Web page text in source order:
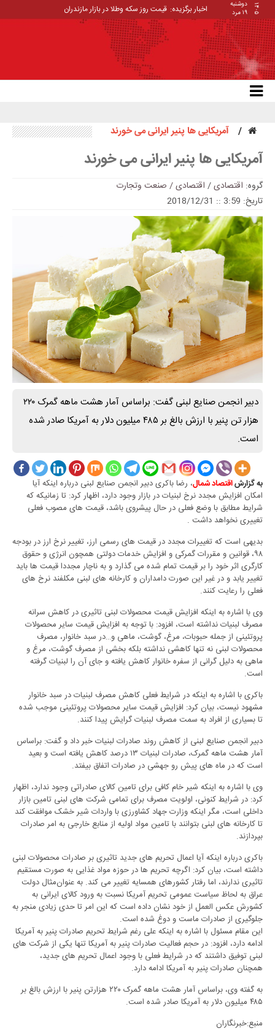
۱۴۰۵
دوشنبه
۱۹ مرد
اخبار برگزیده: قیمت روز سکه وطلا در بازار مازندران
آمریکایی ها پنیر ایرانی می خورند
آمریکایی ها پنیر ایرانی می خورند
گروه: اقتصادی/ اقتصادی / صنعت وتجارت
تاریخ: 3:59 :: 2018/12/31
دبیر انجمن صنایع لبنی گفت: براساس آمار هشت ماهه گمرک ۲۲۰
هزار تن پنیر با ارزش بالغ بر ۴۸۵ میلیون دلار به آمریکا صادر شده
است.
به گزارشاقتصاد شمال، رضا باکری دبیر انجمن‌ صنایع لبنی درباره اینکه آیا
امکان افزایش مجدد نرخ لبنیات در بازار وجود دارد، اظهار کرد: تا زمانیکه که
شرایط مطابق با وضع فعلی در حال پیشروی باشد، قیمت های مصوب فعلی
تغییری نخواهد داشت .
بدیهی است که تغییرات مجدد در قیمت های رسمی ارز، تغییر نرخ ارز در بودجه
۹۸، قوانین و مقررات گمرکی و افزایش خدمات دولتی همچون انرژی و حقوق
کارگری اثر خود را بر قیمت تمام شده می گذارد و به ناچار مجددا قیمت ها باید
تغییر یابد و در غیر این صورت دامداران و کارخانه های لبنی مکلفند نرخ های
فعلی را رعایت کنند.
وی با اشاره به اینکه افزایش قیمت محصولات لبنی تاثیری در کاهش سرانه
مصرف لبنیات نداشته است، افزود: با توجه به افزایش قیمت سایر محصولات
پروتئینی از جمله حبوبات، مرغ، گوشت، ماهی و…در سبد خانوار، مصرف
محصولات لبنی نه تنها کاهشی نداشته بلکه بخشی از مصرف گوشت، مرغ و
ماهی به دلیل گرانی از سفره خانوار کاهش یافته و جای آن را لبنیات گرفته
است.
باکری با اشاره به اینکه در شرایط فعلی کاهش مصرف لبنیات در سبد خانوار
مشهود نیست، بیان کرد: افزایش قیمت سایر محصولات پروتئینی موجب شده
تا بسیاری از افراد به سمت مصرف لبنیات گرایش پیدا کنند.
دبیر انجمن صنایع لبنی از کاهش روند صادرات لبنیات خبر داد و گفت: براساس
آمار هشت ماهه گمرک، صادرات لبنیات ۱۳ درصد کاهش یافته است و بعید
است که در ماه های پیش رو جهشی در صادرات اتفاق‌ بیفتد.
وی با اشاره به اینکه شیر خام کافی برای تامین کالای صادراتی وجود ندارد، اظهار
کرد: در شرایط کنونی، اولویت مصرف برای تمامی شرکت های لبنی تامین بازار
داخلی است، مگر اینکه وزارت جهاد کشاورزی با واردات شیر خشک موافقت کند
تا کارخانه های لبنی بتوانند با تامین مواد اولیه از منابع خارجی به امر صادرات
بپردازند.
باکری درباره اینکه آیا اعمال تحریم های جدید تاثیری بر صادرات محصولات لبنی
داشته است، بیان کرد: اگرچه تحریم ها در حوزه مواد غذایی به صورت مستقیم
تاثیری ندارند، اما رفتار کشورهای همسایه تغییر می کند. به عنوان‌مثال دولت
عراق به لحاظ سیاست عمومی تحریم آمریکا نسبت به ورود کالای ایرانی به
کشورش عکس العمل از خود نشان داده است که این امر تا حدی زیادی منجر به
جلوگیری از صادرات ماست و‌ دوغ شده است.
این مقام مسئول با اشاره به اینکه علی رغم شرایط تحریم صادرات پنیر به آمریکا
ادامه دارد، افزود: در حجم فعالیت صادرات پنیر به آمریکا تنها یکی از شرکت های
لبنی توفیق داشتند که در شرایط فعلی با وجود اعمال تحریم های جدید،
همچنان صادرات پنیر به آمریکا ادامه دارد.
به گفته وی، براساس آمار هشت ماهه گمرک ۲۲۰ هزارتن پنیر با ارزش بالغ بر
۴۸۵ میلیون دلار به آمریکا صادر شده است.
منبع:خبرنگاران